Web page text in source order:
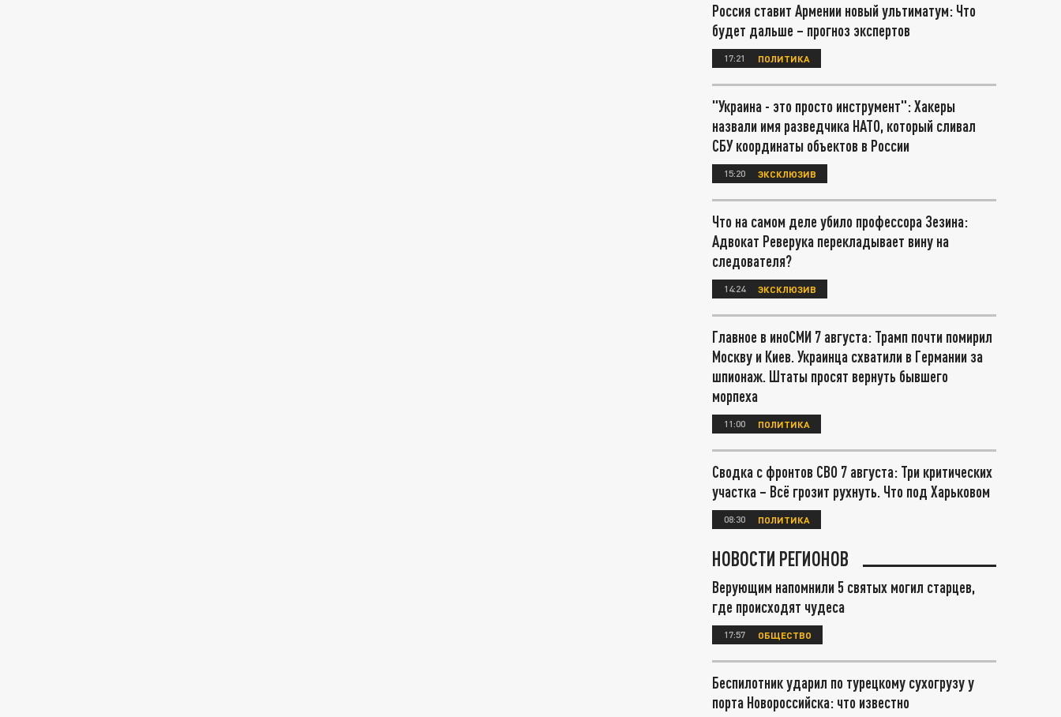
Россия ставит Армении новый ультиматум: Что
будет дальше – прогноз экспертов
17:21 ПОЛИТИКА
"Украина - это просто инструмент": Хакеры
назвали имя разведчика НАТО, который сливал
СБУ координаты объектов в России
15:20 ЭКСКЛЮЗИВ
Что на самом деле убило профессора Зезина:
Адвокат Реверука перекладывает вину на
следователя?
14:24 ЭКСКЛЮЗИВ
Главное в иноСМИ 7 августа: Трамп почти помирил
Москву и Киев. Украинца схватили в Германии за
шпионаж. Штаты просят вернуть бывшего
морпеха
11:00 ПОЛИТИКА
Сводка с фронтов СВО 7 августа: Три критических
участка – Всё грозит рухнуть. Что под Харьковом
08:30 ПОЛИТИКА
НОВОСТИ РЕГИОНОВ
Верующим напомнили 5 святых могил старцев,
где происходят чудеса
17:57 ОБЩЕСТВО
Беспилотник ударил по турецкому сухогрузу у
порта Новороссийска: что известно